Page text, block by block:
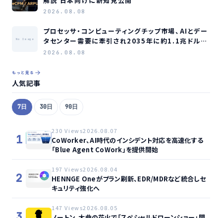
2026.08.08
No Image
プロセッサ・コンピューティングチップ市場、AIとデー
タセンター需要に牽引され2035年に約1.1兆ドル規
模へ成長か
2026.08.08
もっと見る
人気記事
7日 30日 90日
1
230 Views2026.08.07
CoWorker、AI時代のインシデント対応を高速化する
「Blue Agent CoWork」を提供開始
2
197 Views2026.08.04
HENNGE Oneがプラン刷新、EDR/MDRなど統合しセ
キュリティ強化へ
147 Views2026.08.05